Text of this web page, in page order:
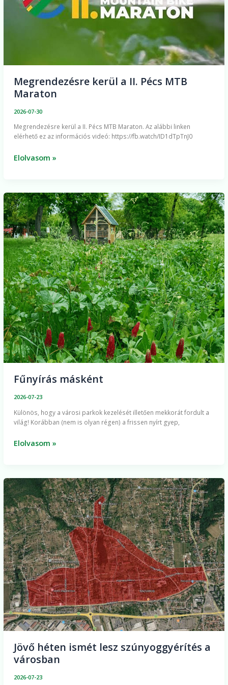
Megrendezésre kerül a II. Pécs MTB
Maraton
2026-07-30
Megrendezésre kerül a II. Pécs MTB Maraton. Az alábbi linken
elérhető ez az információs videó: https://fb.watch/ID1dTpTnJ0
Elolvasom »
Fűnyírás másként
2026-07-23
Különös, hogy a városi parkok kezelését illetően mekkorát fordult a
világ! Korábban (nem is olyan régen) a frissen nyírt gyep,
Fűnyírás
másként
Elolvasom »
Jövő héten ismét lesz szúnyoggyérítés a
városban
2026-07-23
Jövő
héten
ismét
lesz
szúnyoggyérítés
a
városban